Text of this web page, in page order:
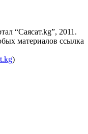
“Саясат.kg”, 2011.
материалов ссылка
)